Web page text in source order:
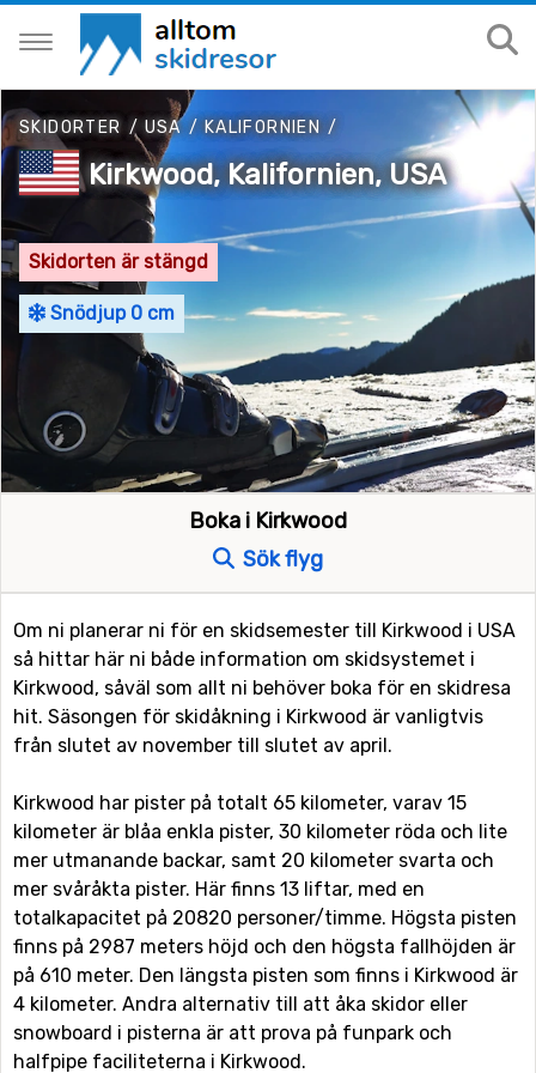
SKIDORTER / USA/KALIFORNIEN/
Kirkwood, Kalifornien, USA
Skidorten är stängd
Snödjup 0 cm
Boka i Kirkwood
Sök flyg
Om ni planerar ni för en skidsemester till Kirkwood i USA
så hittar här ni både information om skidsystemet i
Kirkwood, såväl som allt ni behöver boka för en skidresa
hit. Säsongen för skidåkning i Kirkwood är vanligtvis
från slutet av november till slutet av april.
Kirkwood har pister på totalt 65 kilometer, varav 15
kilometer är blåa enkla pister, 30 kilometer röda och lite
mer utmanande backar, samt 20 kilometer svarta och
mer svåråkta pister. Här finns 13 liftar, med en
totalkapacitet på 20820 personer/timme. Högsta pisten
finns på 2987 meters höjd och den högsta fallhöjden är
på 610 meter. Den längsta pisten som finns i Kirkwood är
4 kilometer. Andra alternativ till att åka skidor eller
snowboard i pisterna är att prova på funpark och
halfpipe faciliteterna i Kirkwood.